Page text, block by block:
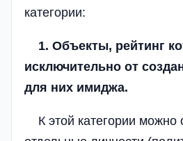
категории:
1. Объекты, рейтинг
исключительно от
для них имиджа.
К этой категории можно